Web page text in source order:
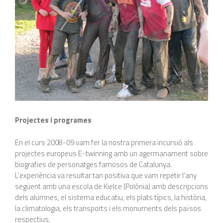
Projectes i programes
En el curs 2008-09 vam fer la nostra primera incursió als
projectes europeus E-twinning amb un agermanament sobre
biografies de personatges famosos de Catalunya.
L’experiència va resultar tan positiva que vam repetir l’any
següent amb una escola de Kielce (Polònia) amb descripcions
dels alumnes, el sistema educatiu, els plats típics, la història,
la climatologia, els transports i els monuments dels països
respectius.